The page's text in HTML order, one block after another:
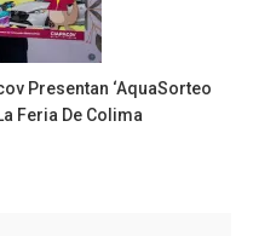
Presentan ‘AquaSorteo
Feria De Colima